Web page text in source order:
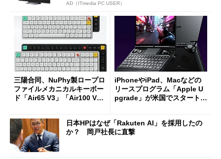
AD（ITmedia PC USER）
三陽合同、NuPhy製ロープロ
ファイルメカニカルキーボー
ド「Air65 V3」「Air100 V
iPhoneやiPad、Macなどの
リースプログラム「Apple U
pgrade」が米国でスタート／
ut」が明...
日本HPはなぜ「Rakuten AI」を採用したの
か？ 岡戸社長に直撃